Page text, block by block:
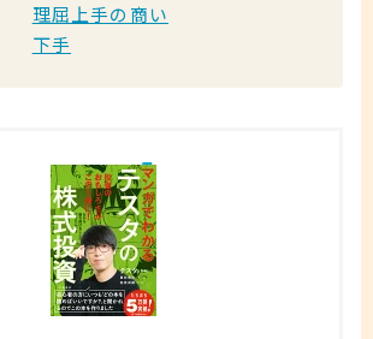
理屈上手の商い
下手